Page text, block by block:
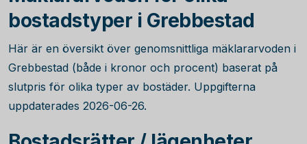
bostadstyper i Grebbestad
Här är en översikt över genomsnittliga mäklararvoden i
Grebbestad (både i kronor och procent) baserat på
slutpris för olika typer av bostäder. Uppgifterna
uppdaterades 2026-06-26.